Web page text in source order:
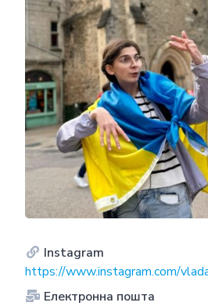
Instagram
https://www.instagram.com/
Електронна пошта